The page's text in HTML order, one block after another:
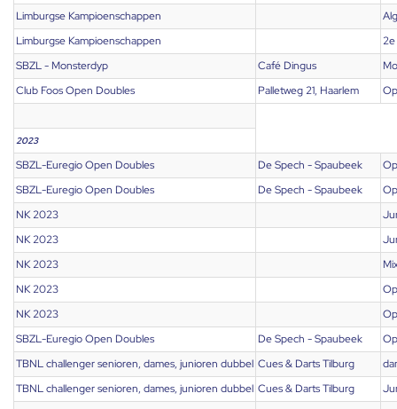
Limburgse Kampioenschappen
Limburgse Kampioenschappen
2e
SBZL - Monsterdyp
Café Dingus
Club Foos Open Doubles
Palletweg 21, Haarlem
2023
SBZL-Euregio Open Doubles De Spech - Spaubeek
SBZL-Euregio Open Doubles
De Spech - Spaubeek
NK 2023
NK 2023
NK 2023
NK 2023
NK 2023
SBZL-Euregio Open Doubles
De Spech - Spaubeek
TBNL challenger senioren, dames, junioren dubbel Cues & Darts Tilburg
TBNL challenger senioren, dames, junioren dubbel Cues & Darts Tilburg